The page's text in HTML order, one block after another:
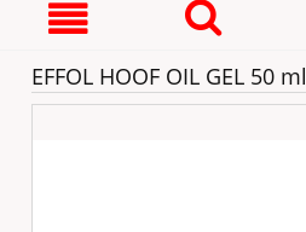
EFFOL HOOF OIL GEL 50 ml